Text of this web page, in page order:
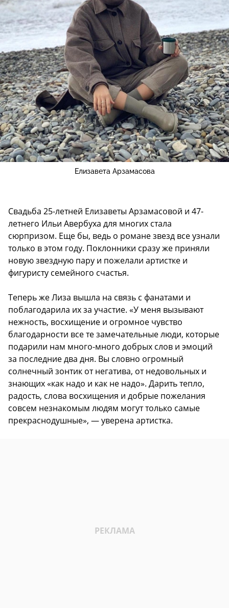
Елизавета Арзамасова
Свадьба 25-летней Елизаветы Арзамасовой и 47-
летнего Ильи Авербуха для многих стала
сюрпризом. Еще бы, ведь о романе звезд все узнали
только в этом году. Поклонники сразу же приняли
новую звездную пару и пожелали артистке и
фигуристу семейного счастья.
Теперь же Лиза вышла на связь с фанатами и
поблагодарила их за участие. «У меня вызывают
нежность, восхищение и огромное чувство
благодарности все те замечательные люди, которые
подарили нам много-много добрых слов и эмоций
за последние два дня. Вы словно огромный
солнечный зонтик от негатива, от недовольных и
знающих «как надо и как не надо». Дарить тепло,
радость, слова восхищения и добрые пожелания
совсем незнакомым людям могут только самые
прекраснодушные», — уверена артистка.